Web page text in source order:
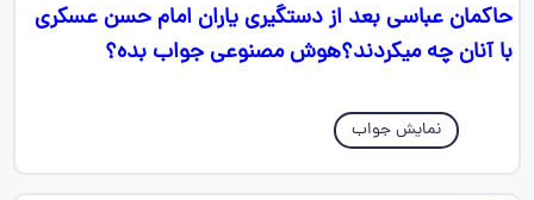
حاکمان عباسی بعد از دستگیری یاران امام حسن عسکری
با آنان چه میکردند؟هوش مصنوعی جواب بده؟
نمایش جواب